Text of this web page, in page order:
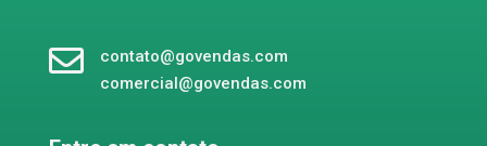

contato@govendas.com
comercial@govendas.com